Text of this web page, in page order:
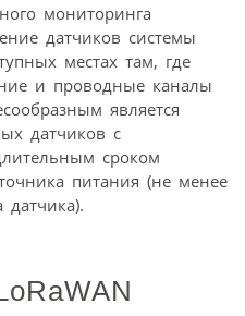
мониторинга
датчиков системы
местах там, где
и проводные каналы
является
датчиков с
сроком
питания (не менее